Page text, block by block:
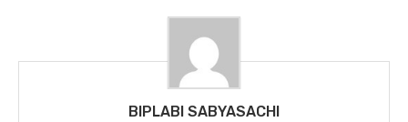
BIPLABI SABYASACHI